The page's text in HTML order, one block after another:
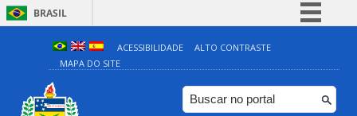
BRASIL
Simplifique!
Comunica BR
Participe
ACESSIBILIDADE
ALTO CONTRASTE
MAPA DO SITE